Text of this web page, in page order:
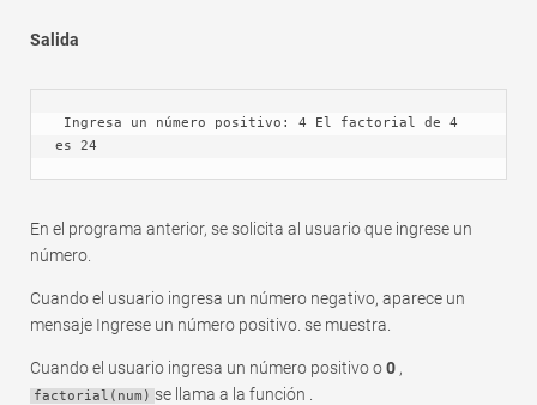
Salida
es 24
En el programa anterior, se solicita al usuario que ingrese un
número.
Cuando el usuario ingresa un número negativo, aparece un
mensaje Ingrese un número positivo. se muestra.
Cuando el usuario ingresa un número positivo o0 ,
factorial(num) se llama a la función .